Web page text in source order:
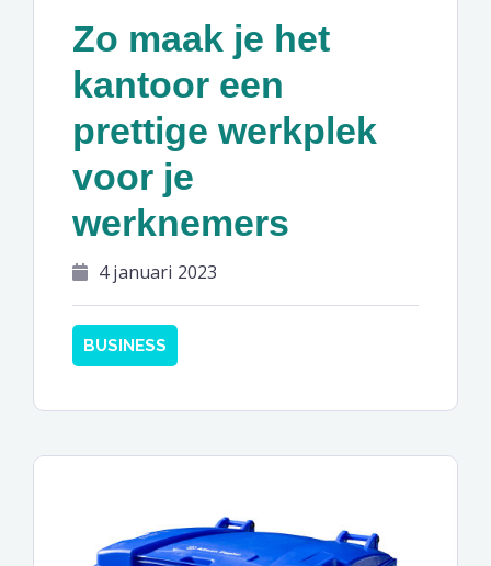
Zo maak je het
kantoor een
prettige werkplek
voor je
werknemers
4 januari 2023
BUSINESS